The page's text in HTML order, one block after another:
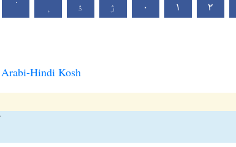
ۮ ۯ ۰ ۱ ۲
Arabi-Hindi Kosh